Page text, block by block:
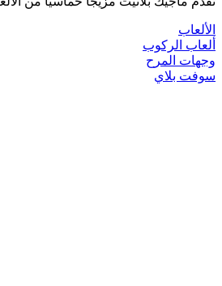
الألعاب
ألعاب الركوب
وجهات المرح
سوفت بلاي